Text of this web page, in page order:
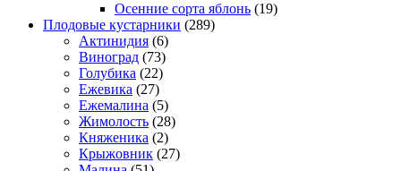
Осенние сорта яблонь (19)
Плодовые кустарники (289)
Актинидия (6)
Виноград (73)
Голубика (22)
Ежевика (27)
Ежемалина (5)
Жимолость (28)
Княженика (2)
Крыжовник (27)